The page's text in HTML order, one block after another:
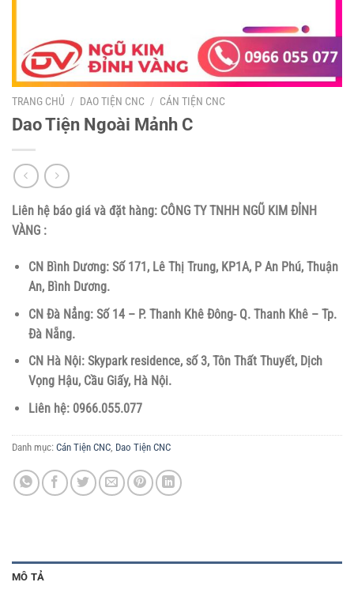
TRANG CHỦ / DAO TIỆN CNC / CÁN TIỆN CNC
Dao Tiện Ngoài Mảnh C
Liên hệ báo giá và đặt hàng: CÔNG TY TNHH NGŨ KIM ĐỈNH
VÀNG :
CN Bình Dương: Số 171, Lê Thị Trung, KP1A, P An Phú, Thuận
An, Bình Dương.
CN Đà Nẳng: Số 14 – P. Thanh Khê Đông- Q. Thanh Khê – Tp.
Đà Nẵng.
CN Hà Nội: Skypark residence, số 3, Tôn Thất Thuyết, Dịch
Vọng Hậu, Cầu Giấy, Hà Nội.
Liên hệ: 0966.055.077
Danh mục: Cán Tiện CNC Dao Tiện CNC
MÔ TẢ